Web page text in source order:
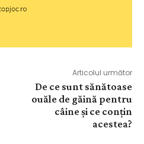
Articolul următor
De ce sunt sănătoase
ouăle de găină pentru
câine și ce conțin
acestea?